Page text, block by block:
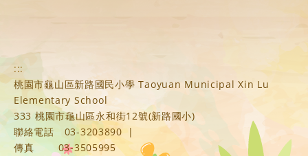
:::
桃園市龜山區新路國民小學 Taoyuan Municipal Xin Lu
Elementary School
333 桃園市龜山區永和街12號(新路國小)
聯絡電話
03-3203890
|
傳真
03-3505995